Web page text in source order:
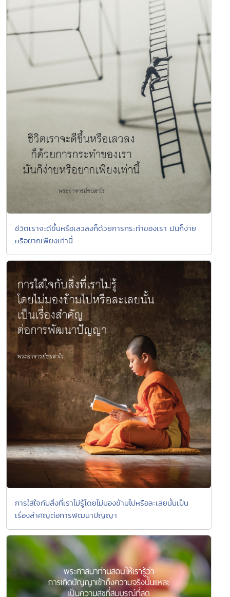
ชีวิตเราจะดีขึ้นหรือเลวลงก็ด้วยการกระทำของเรา มันก็ง่าย
หรือยากเพียงเท่านี้
การใส่ใจกับสิ่งที่เราไม่รู้โดยไม่มองข้ามไปหรือละเลยนั้นเป็น
เรื่องสำคัญต่อการพัฒนาปัญญา